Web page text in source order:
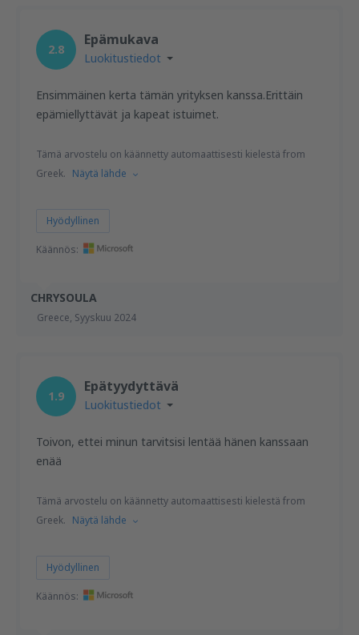
CHRYSOULA
Greece, Syyskuu 2024
2.8
Epämukava
Luokitustiedot
Ensimmäinen kerta tämän yrityksen kanssa.Erittäin
epämiellyttävät ja kapeat istuimet.
Tämä arvostelu on käännetty automaattisesti kielestä from
Greek. Näytä lähde
Hyödyllinen
Käännös:
1.9
Epätyydyttävä
Luokitustiedot
Toivon, ettei minun tarvitsisi lentää hänen kanssaan
enää
Tämä arvostelu on käännetty automaattisesti kielestä from
Greek. Näytä lähde
Hyödyllinen
Käännös: